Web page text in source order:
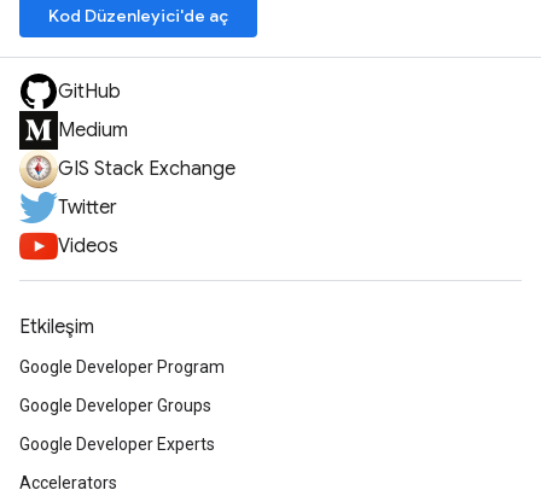
Kod Düzenleyici'de aç
GitHub
Medium
GIS Stack Exchange
Twitter
Videos
Etkileşim
Google Developer Program
Google Developer Groups
Google Developer Experts
Accelerators